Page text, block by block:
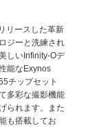
リースした革新
ジーと洗練され
しいInfinity-Oデ
能なExynos
チップセット
多彩な撮影機能
られます。また
も搭載してお